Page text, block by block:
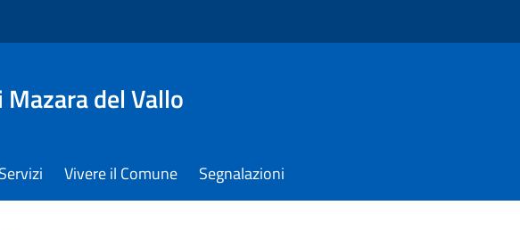
Mazara del Vallo
Servizi Vivere il Comune Segnalazioni